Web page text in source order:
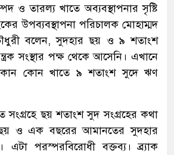
ও তারল্য খাতে অব্যবস্থাপনার সৃষ্টি
উপব্যবস্থাপনা পরিচালক মোহাম্মদ
বলেন, সুদহার ছয় ও ৯ শতাংশ
সংস্থার পক্ষ থেকে আসেনি। এখানে
কোন খাতে ৯ শতাংশ সুদে ঋণ
সংগ্রহে ছয় শতাংশ সুদ সংগ্রহের কথা
ও এক বছরের আমানতের সুদহার
এটা পরস্পরবিরোধী বক্তব্য। ব্র্যাক